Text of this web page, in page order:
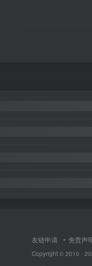
友链申请 免责声
Copyright © 2010 -